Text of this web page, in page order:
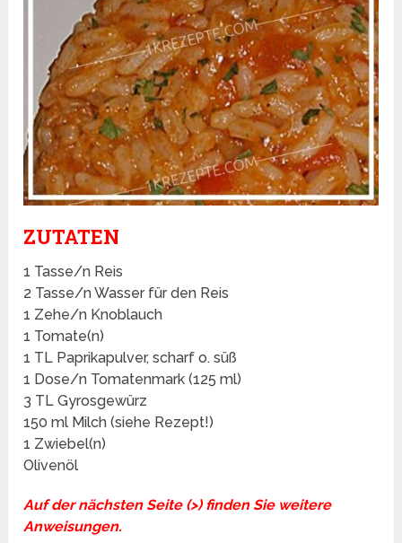
ZUTATEN
1 Tasse/n Reis
2 Tasse/n Wasser für den Reis
1 Zehe/n Knoblauch
1 Tomate(n)
1 TL Paprikapulver, scharf o. süß
1 Dose/n Tomatenmark (125 ml)
3 TL Gyrosgewürz
150 ml Milch (siehe Rezept!)
1 Zwiebel(n)
Olivenöl
Auf der nächsten Seite (>) finden Sie weitere
Anweisungen.